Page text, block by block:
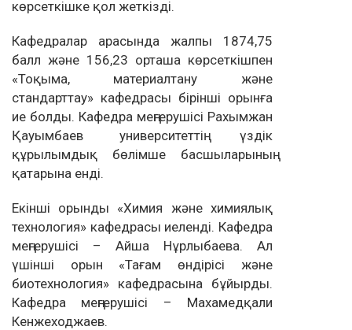
көрсеткішке қол жеткізді.
Кафедралар арасында жалпы 1874,75
балл және 156,23 орташа көрсеткішпен
«Тоқыма, материалтану және
стандарттау» кафедрасы бірінші орынға
ие болды. Кафедра меңгерушісі Рахымжан
Қауымбаев университеттің үздік
құрылымдық бөлімше басшыларының
қатарына енді.
Екінші орынды «Химия және химиялық
технология» кафедрасы иеленді. Кафедра
меңгерушісі – Айша Нұрлыбаева. Ал
үшінші орын «Тағам өндірісі және
биотехнология» кафедрасына бұйырды.
Кафедра меңгерушісі – Махамедқали
Кенжеходжаев.